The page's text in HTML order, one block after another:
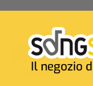
BPM:133 Ton.: DO#
Bangaranga